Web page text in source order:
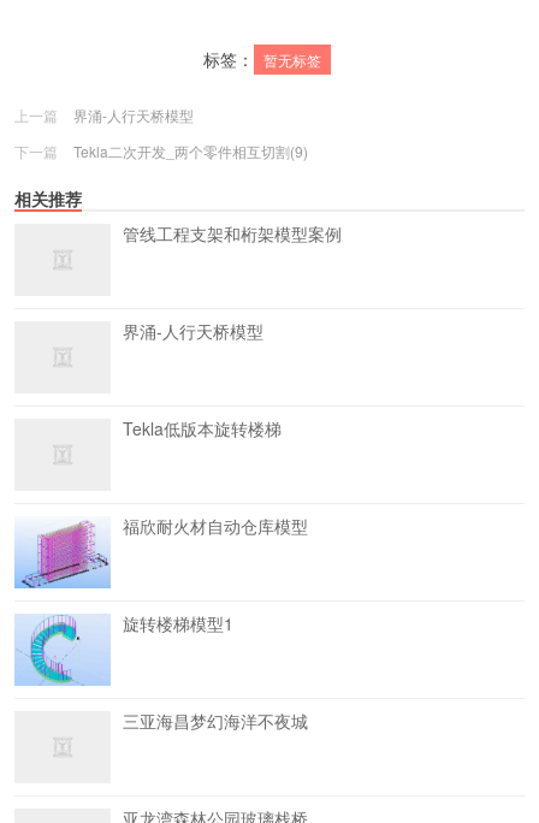
标签： 暂无标签
上一篇
界涌-人行天桥模型
下一篇
Tekla二次开发_两个零件相互切割(9)
相关推荐
管线工程支架和桁架模型案例
界涌-人行天桥模型
Tekla低版本旋转楼梯
福欣耐火材自动仓库模型
旋转楼梯模型1
三亚海昌梦幻海洋不夜城
亚龙湾森林公园玻璃栈桥